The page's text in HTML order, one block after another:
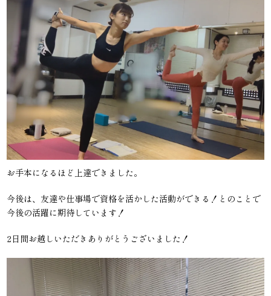
お手本になるほど上達できました。
今後は、友達や仕事場で資格を活かした活動ができる！とのことで
今後の活躍に期待しています！
2日間お越しいただきありがとうございました！